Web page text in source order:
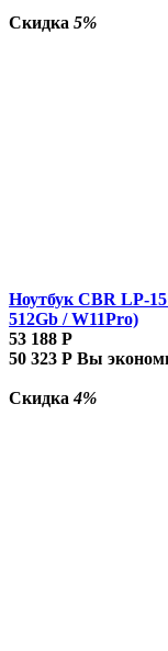
Скидка 5%
Ноутбук CBR LP-
512Gb / W11Pro)
53 188 Р
50 323 Р Вы
Скидка4%